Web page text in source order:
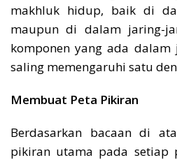
makhluk hidup, baik di
maupun di dalam jaring-
komponen yang ada
saling memengaruhi satu
Membuat Peta Pikiran
Berdasarkan bacaan di
pikiran utama pada setiap